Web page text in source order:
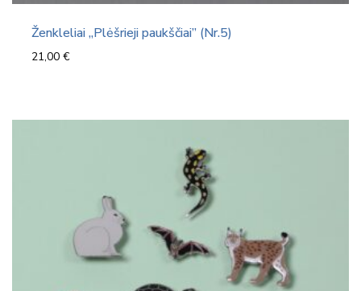
Ženkleliai „Plėšrieji paukščiai” (Nr.5)
21,00 €